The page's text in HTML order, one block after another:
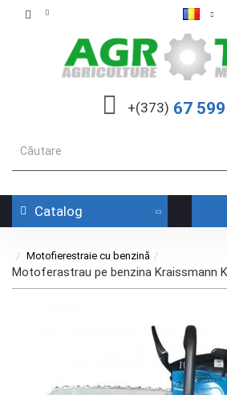
+(373) 67
Catalog
Motofierestraie cu benzină
Motoferastrau pe benzina Kraissmann